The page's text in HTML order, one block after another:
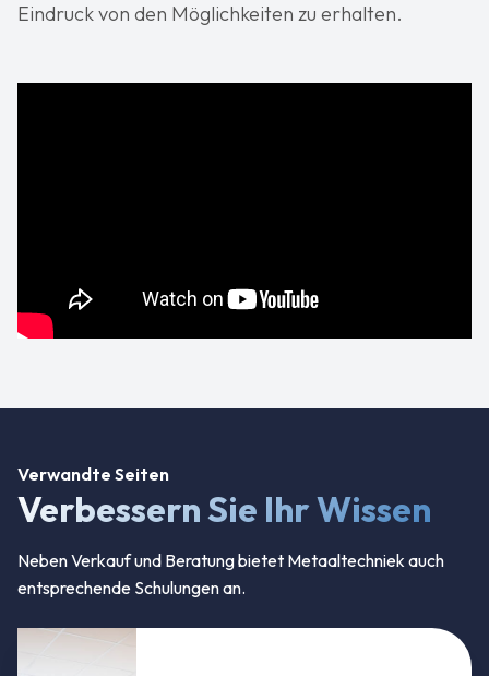
Eindruck von den Möglichkeiten zu erhalten.
Verwandte Seiten
Verbessern Sie Ihr Wissen
Neben Verkauf und Beratung bietet Metaaltechniek auch
entsprechende Schulungen an.